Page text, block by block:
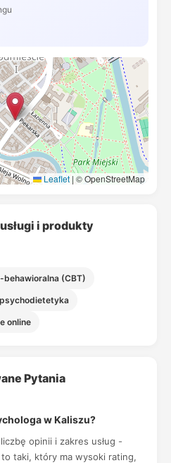
Leaflet | © OpenStreetMap
i produkty
(CBT)
psychodietetyka
online
Pytania
w Kaliszu?
opinii i zakres usług -
taki, który ma wysoki rating,